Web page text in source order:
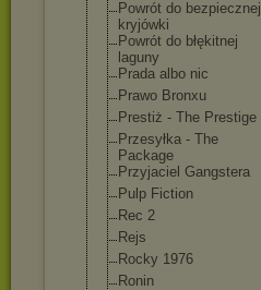
Powrót do bezpiecznej
kryjówki
Powrót do błękitnej
laguny
Prada albo nic
Prawo Bronxu
Prestiż - The Prestige
Przesyłka - The
Package
Przyjaciel Gangstera
Pulp Fiction
Rec 2
Rejs
Rocky 1976
Ronin